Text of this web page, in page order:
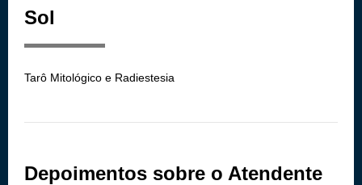
Sol
Tarô Mitológico e Radiestesia
Depoimentos sobre o Atendente